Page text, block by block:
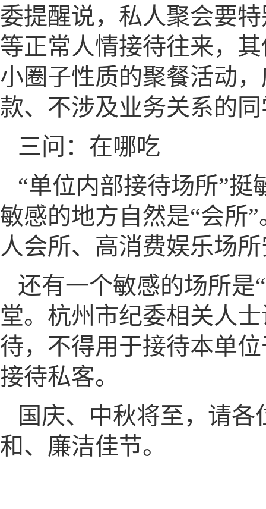
委提醒说，私人聚会要
等正常人情接待往来，
小圈子性质的聚餐活动
款、不涉及业务关系的
三问：在哪吃
“单位内部接待场所”挺
敏感的地方自然是“会所
人会所、高消费娱乐场
还有一个敏感的场所是
堂。杭州市纪委相关人
待，不得用于接待本单
接待私客。
国庆、中秋将至，请
和、廉洁佳节。